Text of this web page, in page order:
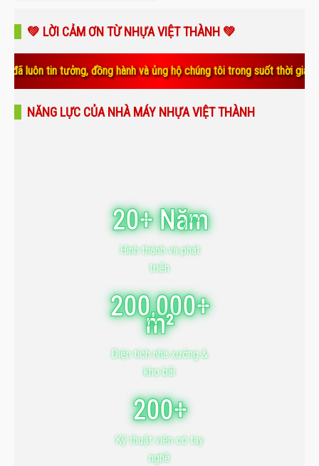
💚 LỜI CẢM ƠN TỪ NHỰA VIỆT THÀNH 💚
đồng hành và ủng hộ chúng tôi trong suốt thời gian qua. Sự tin
NĂNG LỰC CỦA NHÀ MÁY NHỰA VIỆT THÀNH
20+ Năm
Hình thành và phát
triển
200,000+
m²
Diện tích nhà xưởng &
kho bãi
200+
Kỹ thuật viên có tay
nghề